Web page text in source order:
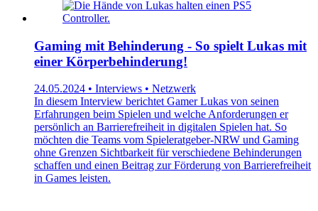
Gaming mit Behinderung - So spielt Lukas mit
einer Körperbehinderung!
24.05.2024 • Interviews • Netzwerk
In diesem Interview berichtet Gamer Lukas von seinen
Erfahrungen beim Spielen und welche Anforderungen er
persönlich an Barrierefreiheit in digitalen Spielen hat. So
möchten die Teams vom Spieleratgeber-NRW und Gaming
ohne Grenzen Sichtbarkeit für verschiedene Behinderungen
schaffen und einen Beitrag zur Förderung von Barrierefreiheit
in Games leisten.